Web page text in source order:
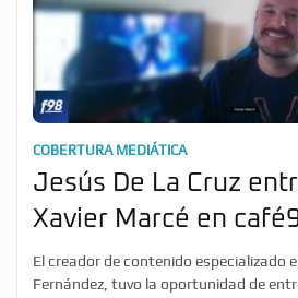
COBERTURA MEDIÁTICA
Jesús De La Cruz
Xavier Marcé en
El creador de contenido especializado
Fernández, tuvo la oportunidad de